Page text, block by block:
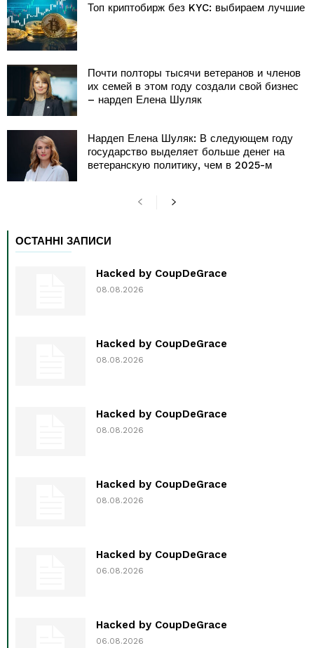
Топ криптобирж без KYC: выбираем лучшие
Почти полторы тысячи ветеранов и членов
их семей в этом году создали свой бизнес
– нардеп Елена Шуляк
Нардеп Елена Шуляк: В следующем году
государство выделяет больше денег на
ветеранскую политику, чем в 2025-м
ОСТАННІ ЗАПИСИ
Hacked by CoupDeGrace
08.08.2026
Hacked by CoupDeGrace
08.08.2026
Hacked by CoupDeGrace
08.08.2026
Hacked by CoupDeGrace
08.08.2026
Hacked by CoupDeGrace
06.08.2026
Hacked by CoupDeGrace
06.08.2026